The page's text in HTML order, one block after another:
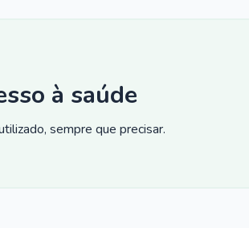
à saúde
sempre que precisar.